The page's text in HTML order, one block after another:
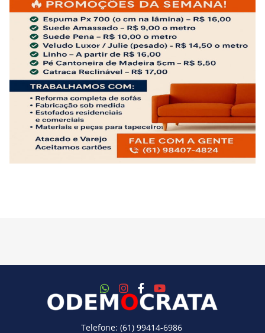
Telefone: (61) 99414-6986